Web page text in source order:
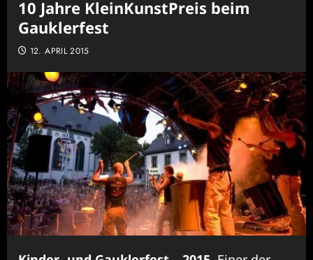
10 Jahre KleinKunstPreis beim
Gauklerfest
12. APRIL 2015